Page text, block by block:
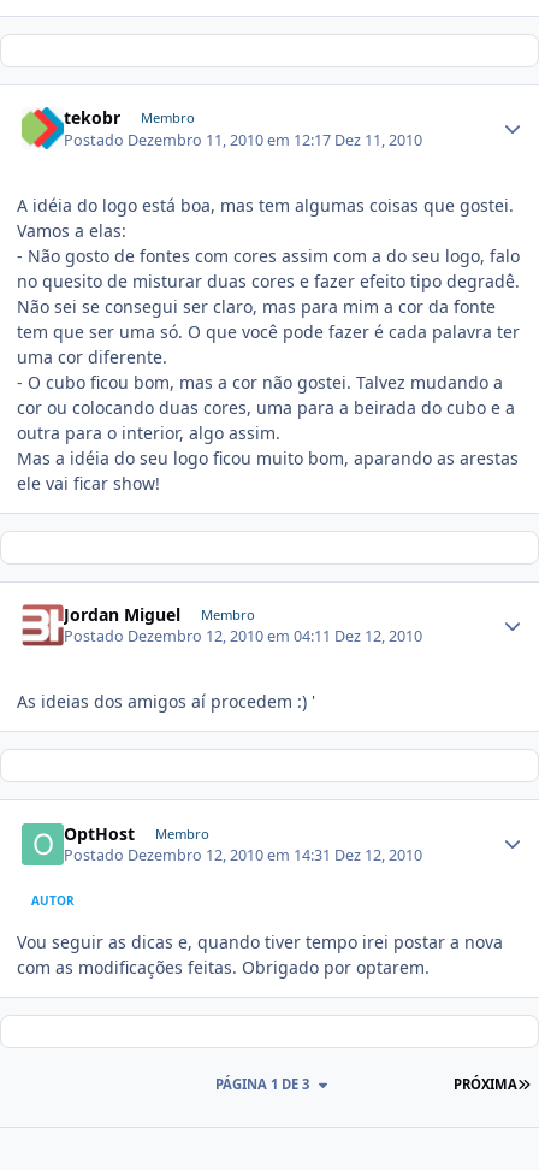
tekobr Membro
Postado Dezembro 11, 2010 em 12:17 Dez 11, 2010
A idéia do logo está boa, mas tem algumas coisas que gostei.
Vamos a elas:
- Não gosto de fontes com cores assim com a do seu logo, falo
no quesito de misturar duas cores e fazer efeito tipo degradê.
Não sei se consegui ser claro, mas para mim a cor da fonte
tem que ser uma só. O que você pode fazer é cada palavra ter
uma cor diferente.
- O cubo ficou bom, mas a cor não gostei. Talvez mudando a
cor ou colocando duas cores, uma para a beirada do cubo e a
outra para o interior, algo assim.
Mas a idéia do seu logo ficou muito bom, aparando as arestas
ele vai ficar show!
Jordan Miguel Membro
Postado Dezembro 12, 2010 em 04:11 Dez 12, 2010
As ideias dos amigos aí procedem :) '
OptHost Membro
Postado Dezembro 12, 2010 em 14:31 Dez 12, 2010
AUTOR
Vou seguir as dicas e, quando tiver tempo irei postar a nova
com as modificações feitas. Obrigado por optarem.
PRÓXIMA
PÁGINA 1 DE 3